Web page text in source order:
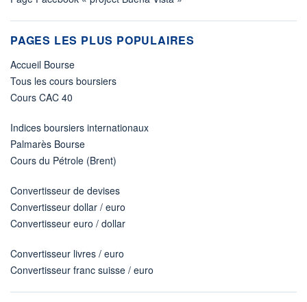
PAGES LES PLUS POPULAIRES
Accueil Bourse
Tous les cours boursiers
Cours CAC 40
Indices boursiers internationaux
Palmarès Bourse
Cours du Pétrole (Brent)
Convertisseur de devises
Convertisseur dollar / euro
Convertisseur euro / dollar
Convertisseur livres / euro
Convertisseur franc suisse / euro